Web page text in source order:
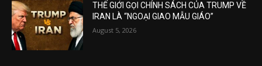
THẾ GIỚI GỌI CHÍNH SÁCH CỦA TRUMP VỀ
IRAN LÀ “NGOẠI GIAO MẪU GIÁO”
August 5, 2026